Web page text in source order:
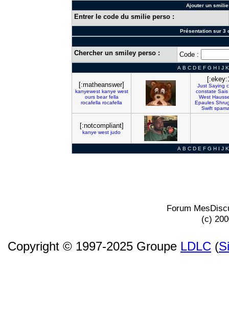
Ajouter un
Entrer le code du smilie perso :
Présentation sur 3
Chercher un smiley perso : Code :
A B C D E F G H I J K
[:matheanswer]
kanyewest kanye west
ours bear fella
rocafella rocafella
Just Saying
constate Sais
West
Epaules
Swift
[:notcompliant]
kanye west judo
A B C D E F G H I J K
Forum
(c)
Copyright © 1997-2025 Groupe LDLC (